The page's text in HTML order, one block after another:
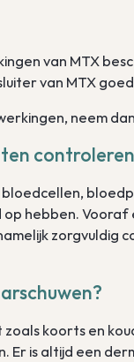
van MTX
van MTX
neem
bloedcellen,
hebben.
zorgvuldig
koorts en
Er is altijd een